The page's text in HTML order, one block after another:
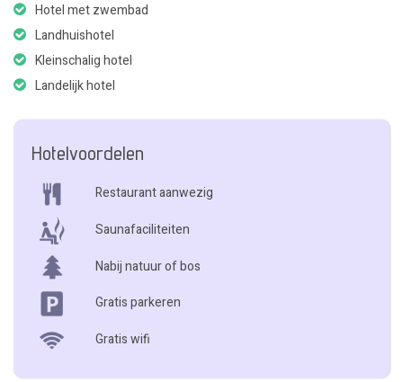
Hotel met zwembad
Landhuishotel
Kleinschalig hotel
Landelijk hotel
Hotelvoordelen
Restaurant aanwezig
Saunafaciliteiten
Nabij natuur of bos
Gratis parkeren
Gratis wifi